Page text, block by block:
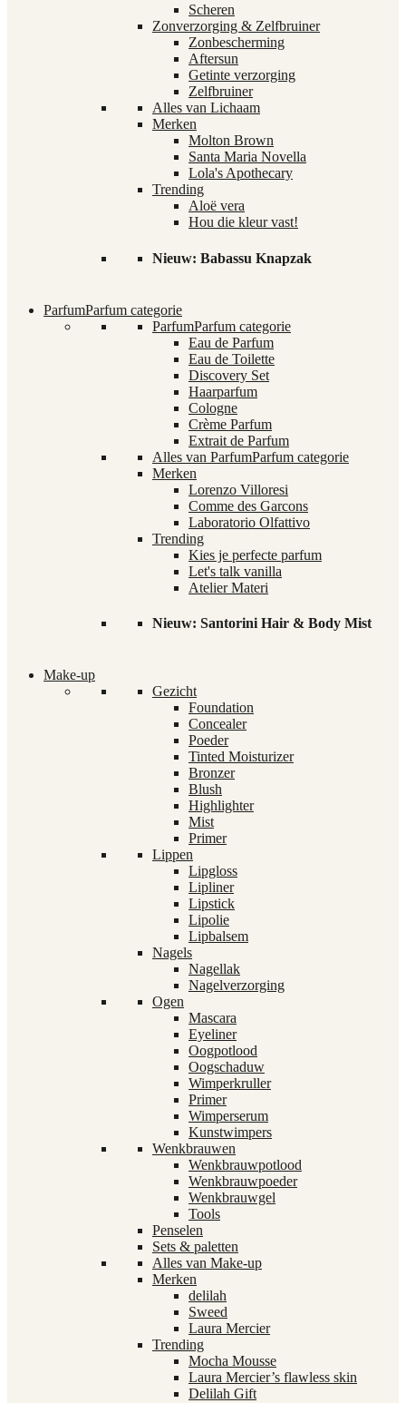
Scheren
Zonverzorging & Zelfbruiner
Zonbescherming
Aftersun
Getinte verzorging
Zelfbruiner
Alles van Lichaam
Merken
Molton Brown
Santa Maria Novella
Lola's Apothecary
Trending
Aloë vera
Hou die kleur vast!
Nieuw: Babassu Knapzak
ParfumParfum categorie
ParfumParfum categorie
Eau de Parfum
Eau de Toilette
Discovery Set
Haarparfum
Cologne
Crème Parfum
Extrait de Parfum
Alles van ParfumParfum categorie
Merken
Lorenzo Villoresi
Comme des Garcons
Laboratorio Olfattivo
Trending
Kies je perfecte parfum
Let's talk vanilla
Atelier Materi
Nieuw: Santorini Hair & Body Mist
Make-up
Gezicht
Foundation
Concealer
Poeder
Tinted Moisturizer
Bronzer
Blush
Highlighter
Mist
Primer
Lippen
Lipgloss
Lipliner
Lipstick
Lipolie
Lipbalsem
Nagels
Nagellak
Nagelverzorging
Ogen
Mascara
Eyeliner
Oogpotlood
Oogschaduw
Wimperkruller
Primer
Wimperserum
Kunstwimpers
Wenkbrauwen
Wenkbrauwpotlood
Wenkbrauwpoeder
Wenkbrauwgel
Tools
Penselen
Sets & paletten
Alles van Make-up
Merken
delilah
Sweed
Laura Mercier
Trending
Mocha Mousse
Laura Mercier’s flawless skin
Delilah Gift